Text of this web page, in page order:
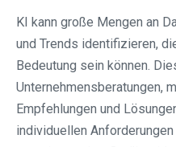
KI kann große Mengen an
und Trends identifizieren,
Bedeutung sein können.
Unternehmensberatungen,
Empfehlungen und
individuellen